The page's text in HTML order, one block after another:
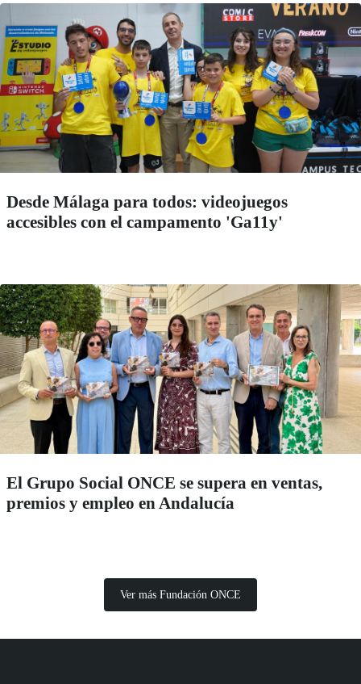
Desde Málaga para todos: videojuegos
accesibles con el campamento 'Ga11y'
El Grupo Social ONCE se supera en ventas,
premios y empleo en Andalucía
Ver más Fundación ONCE